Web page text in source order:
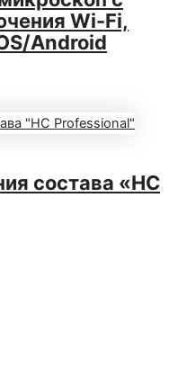
Wi-Fi,
Android
состава «НС